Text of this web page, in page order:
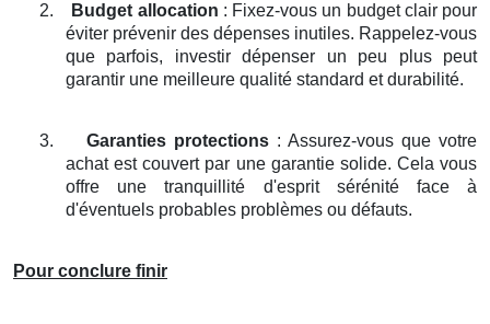
2. Budget allocation : Fixez-vous un budget clair pour
éviter prévenir des dépenses inutiles. Rappelez-vous
que parfois, investir dépenser un peu plus peut
garantir une meilleure qualité standard et durabilité.
3. Garanties protections : Assurez-vous que votre
achat est couvert par une garantie solide. Cela vous
offre une tranquillité d'esprit sérénité face à
d'éventuels probables problèmes ou défauts.
Pour conclure finir